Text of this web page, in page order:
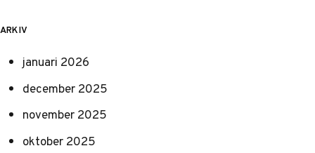
ARKIV
januari 2026
december 2025
november 2025
oktober 2025